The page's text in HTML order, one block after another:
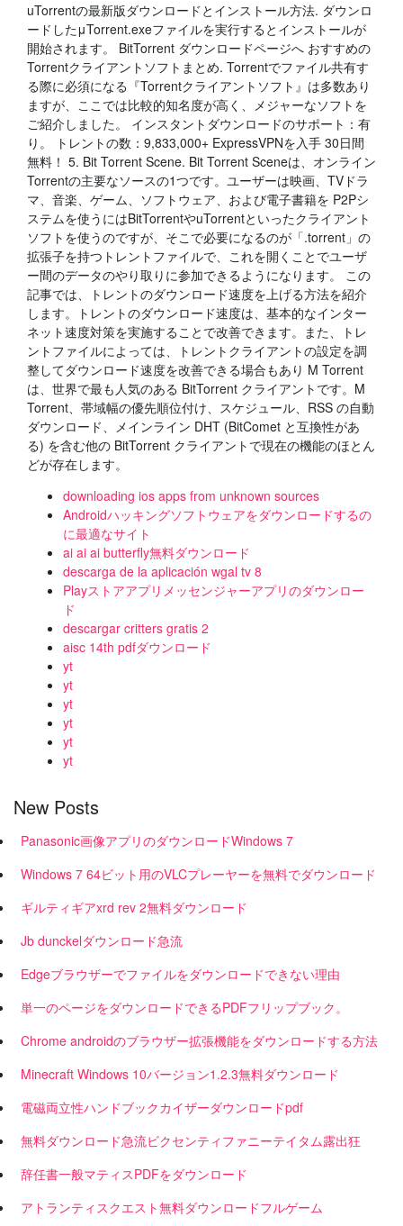
uTorrentの最新版ダウンロードとインストール方法. ダウンロ
ードしたμTorrent.exeファイルを実行するとインストールが
開始されます。 BitTorrent ダウンロードページへ おすすめの
Torrentクライアントソフトまとめ. Torrentでファイル共有す
る際に必須になる『Torrentクライアントソフト』は多数あり
ますが、ここでは比較的知名度が高く、メジャーなソフトを
ご紹介しました。 インスタントダウンロードのサポート：有
り。 トレントの数：9,833,000+ ExpressVPNを入手 30日間
無料！ 5. Bit Torrent Scene. Bit Torrent Sceneは、オンライン
Torrentの主要なソースの1つです。ユーザーは映画、TVドラ
マ、音楽、ゲーム、ソフトウェア、および電子書籍を P2Pシ
ステムを使うにはBitTorrentやuTorrentといったクライアント
ソフトを使うのですが、そこで必要になるのが「.torrent」の
拡張子を持つトレントファイルで、これを開くことでユーザ
ー間のデータのやり取りに参加できるようになります。 この
記事では、トレントのダウンロード速度を上げる方法を紹介
します。トレントのダウンロード速度は、基本的なインター
ネット速度対策を実施することで改善できます。また、トレ
ントファイルによっては、トレントクライアントの設定を調
整してダウンロード速度を改善できる場合もあり Μ Torrent
は、世界で最も人気のある BitTorrent クライアントです。Μ
Torrent、帯域幅の優先順位付け、スケジュール、RSS の自動
ダウンロード、メインライン DHT (BitComet と互換性があ
る) を含む他の BitTorrent クライアントで現在の機能のほとん
どが存在します。
downloading ios apps from unknown sources
Androidハッキングソフトウェアをダウンロードするの
に最適なサイト
ai ai ai butterfly無料ダウンロード
descarga de la aplicación wgal tv 8
Playストアアプリメッセンジャーアプリのダウンロー
ド
descargar critters gratis 2
aisc 14th pdfダウンロード
yt
yt
yt
yt
yt
yt
New Posts
Panasonic画像アプリのダウンロードWindows 7
Windows 7 64ビット用のVLCプレーヤーを無料でダウンロード
ギルティギアxrd rev 2無料ダウンロード
Jb dunckelダウンロード急流
Edgeブラウザーでファイルをダウンロードできない理由
単一のページをダウンロードできるPDFフリップブック。
Chrome androidのブラウザー拡張機能をダウンロードする方法
Minecraft Windows 10バージョン1.2.3無料ダウンロード
電磁両立性ハンドブックカイザーダウンロードpdf
無料ダウンロード急流ビクセンティファニーテイタム露出狂
辞任書一般マティスPDFをダウンロード
アトランティスクエスト無料ダウンロードフルゲーム